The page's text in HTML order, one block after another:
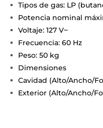
Tipos de gas: LP
Potencia nominal
Voltaje: 127 V~
Frecuencia: 60 Hz
Peso: 50 kg
Dimensiones
Cavidad (Alto/Ancho/
Exterior (Alto/Ancho/